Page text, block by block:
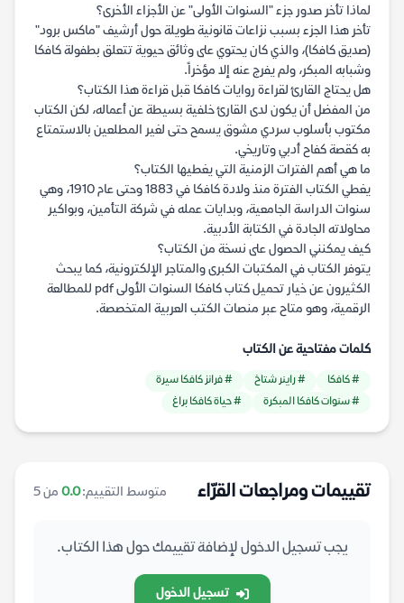
لماذا تأخر صدور جزء "السنوات الأولى" عن الأجزاء الأخرى؟
تأخر هذا الجزء بسبب نزاعات قانونية طويلة حول أرشيف "ماكس برود"
(صديق كافكا)، والذي كان يحتوي على وثائق حيوية تتعلق بطفولة كافكا
وشبابه المبكر، ولم يفرج عنه إلا مؤخراً.
هل يحتاج القارئ لقراءة روايات كافكا قبل قراءة هذا الكتاب؟
من المفضل أن يكون لدى القارئ خلفية بسيطة عن أعماله، لكن الكتاب
مكتوب بأسلوب سردي مشوق يسمح حتى لغير المطلعين بالاستمتاع
به كقصة كفاح أدبي وتاريخي.
ما هي أهم الفترات الزمنية التي يغطيها الكتاب؟
يغطي الكتاب الفترة منذ ولادة كافكا في 1883 وحتى عام 1910، وهي
سنوات الدراسة الجامعية، وبدايات عمله في شركة التأمين، وبواكير
محاولاته الجادة في الكتابة الأدبية.
كيف يمكنني الحصول على نسخة من الكتاب؟
يتوفر الكتاب في المكتبات الكبرى والمتاجر الإلكترونية، كما يبحث
الكثيرون عن خيار تحميل كتاب كافكا السنوات الأولى pdf للمطالعة
الرقمية، وهو متاح عبر منصات الكتب العربية المتخصصة.
كلمات مفتاحية عن الكتاب
# كافكا # راينر شتاخ
# فرانز كافكا سيرة
# سنوات كافكا المبكرة
# حياة كافكا براغ
تقييمات ومراجعات القرّاء متوسط التقييم:0.0 من 5
يجب تسجيل الدخول لإضافة تقييمك حول هذا الكتاب.
تسجيل الدخول